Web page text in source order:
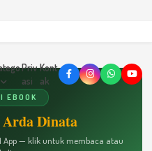
Priv
asi
Kont
ak
EBOOK
Arda Dinata
App — klik untuk membaca atau